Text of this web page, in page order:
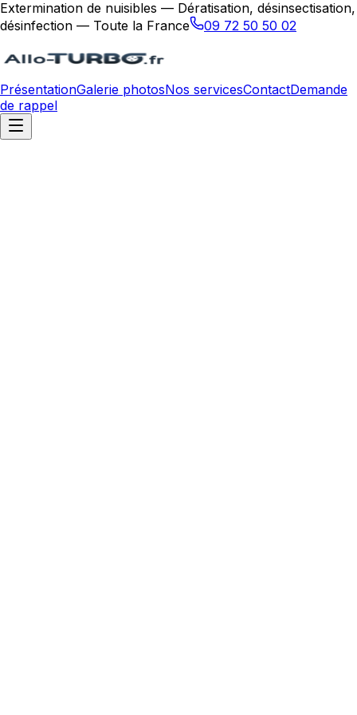
Extermination de nuisibles — Dératisation, désinsectisation,
désinfection — Toute la France
09 72 50 50 02
PrésentationGalerie photosNos servicesContactDemande
de rappel